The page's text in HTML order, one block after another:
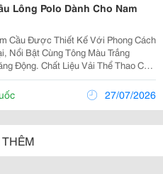
Lông Polo Dành Cho Nam
Cầu Được Thiết Kế Với Phong Cách
Nổi Bật Cùng Tông Màu Trắng
Động. Chất Liệu Vải Thể Thao Cao
Mồ Hôi Tốt, Co Giãn Thoải Mái, Phù
Thi Đấu Và Các Hoạt Động Thể...
27/07/2026